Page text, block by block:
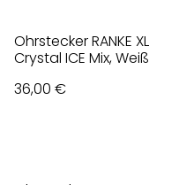
Ohrstecker RANKE XL
Crystal ICE Mix, Weiß
36,00 €